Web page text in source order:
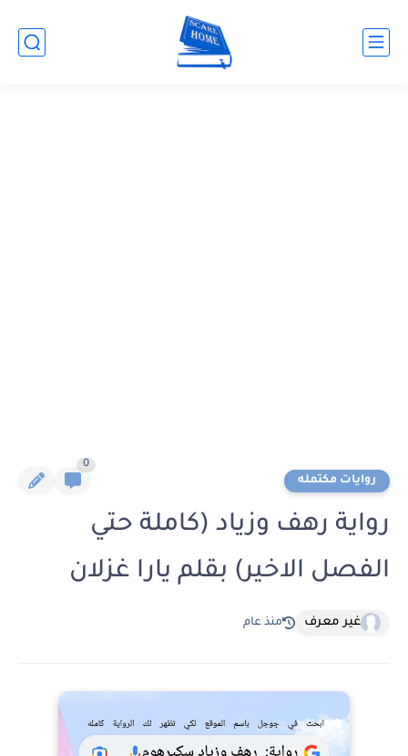
روايات مكتمله
0
رواية رهف وزياد (كاملة حتي
الفصل الاخير) بقلم يارا غزلان
غير معرف منذ عام